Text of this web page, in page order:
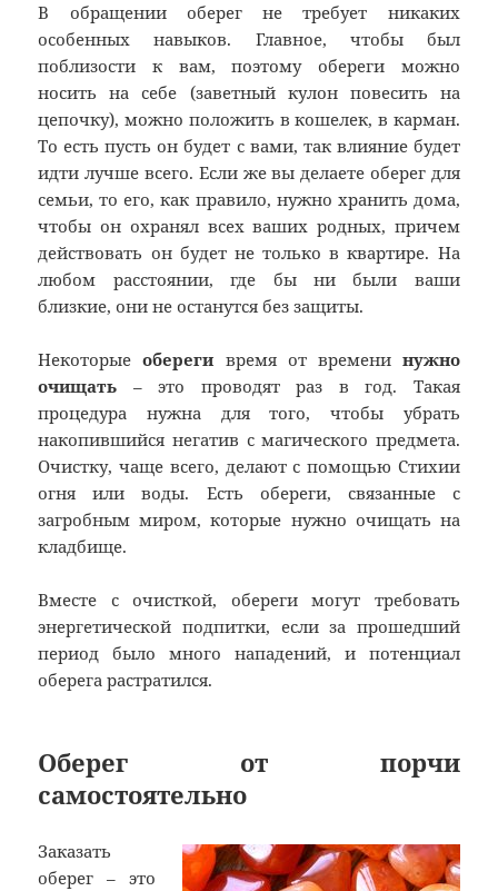
В обращении оберег не требует никаких
особенных навыков. Главное, чтобы был
поблизости к вам, поэтому обереги можно
носить на себе (заветный кулон повесить на
цепочку), можно положить в кошелек, в карман.
То есть пусть он будет с вами, так влияние будет
идти лучше всего. Если же вы делаете оберег для
семьи, то его, как правило, нужно хранить дома,
чтобы он охранял всех ваших родных, причем
действовать он будет не только в квартире. На
любом расстоянии, где бы ни были ваши
близкие, они не останутся без защиты.
Некоторыеобереги время от времени нужно
очищать – это проводят раз в год. Такая
процедура нужна для того, чтобы убрать
накопившийся негатив с магического предмета.
Очистку, чаще всего, делают с помощью Стихии
огня или воды. Есть обереги, связанные с
загробным миром, которые нужно очищать на
кладбище.
Вместе с очисткой, обереги могут требовать
энергетической подпитки, если за прошедший
период было много нападений, и потенциал
оберега растратился.
Оберег от порчи
самостоятельно
Заказать
оберег – это